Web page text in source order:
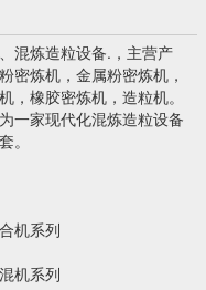
混炼造粒设备.，主营产
密炼机，金属粉密炼机，
，橡胶密炼机，造粒机。
一家现代化混炼造粒设备
。
机系列
机系列